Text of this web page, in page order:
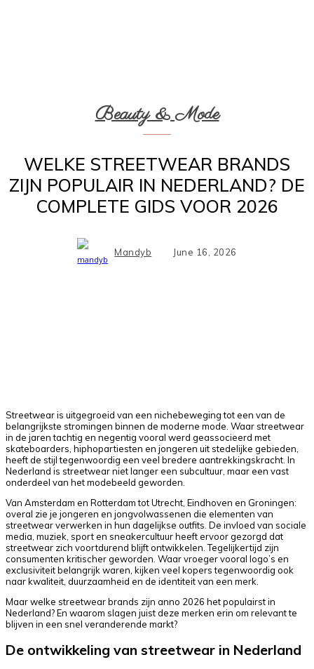
Beauty & Mode
WELKE STREETWEAR BRANDS
ZIJN POPULAIR IN NEDERLAND? DE
COMPLETE GIDS VOOR 2026
Mandyb June 16, 2026
Streetwear is uitgegroeid van een nichebeweging tot een van de
belangrijkste stromingen binnen de moderne mode. Waar streetwear
in de jaren tachtig en negentig vooral werd geassocieerd met
skateboarders, hiphopartiesten en jongeren uit stedelijke gebieden,
heeft de stijl tegenwoordig een veel bredere aantrekkingskracht. In
Nederland is streetwear niet langer een subcultuur, maar een vast
onderdeel van het modebeeld geworden.
Van Amsterdam en Rotterdam tot Utrecht, Eindhoven en Groningen:
overal zie je jongeren en jongvolwassenen die elementen van
streetwear verwerken in hun dagelijkse outfits. De invloed van sociale
media, muziek, sport en sneakercultuur heeft ervoor gezorgd dat
streetwear zich voortdurend blijft ontwikkelen. Tegelijkertijd zijn
consumenten kritischer geworden. Waar vroeger vooral logo’s en
exclusiviteit belangrijk waren, kijken veel kopers tegenwoordig ook
naar kwaliteit, duurzaamheid en de identiteit van een merk.
Maar welke streetwear brands zijn anno 2026 het populairst in
Nederland? En waarom slagen juist deze merken erin om relevant te
blijven in een snel veranderende markt?
De ontwikkeling van streetwear in Nederland